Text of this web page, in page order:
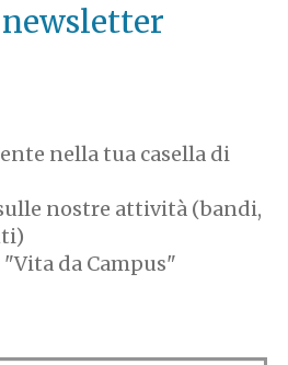
nella tua casella di
nostre attività (bandi,
da Campus"